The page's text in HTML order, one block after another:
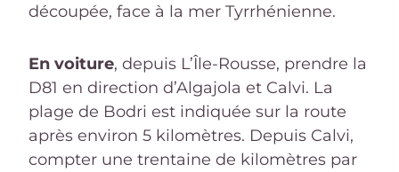
découpée, face à la mer Tyrrhénienne.
En voiture, depuis L’Île-Rousse, prendre la
D81 en direction d’Algajola et Calvi. La
plage de Bodri est indiquée sur la route
après environ 5 kilomètres. Depuis Calvi,
compter une trentaine de kilomètres par